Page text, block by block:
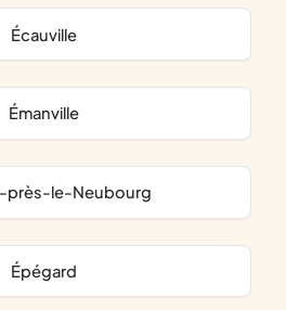
Écauville
Émanville
près-le-Neubourg
Épégard